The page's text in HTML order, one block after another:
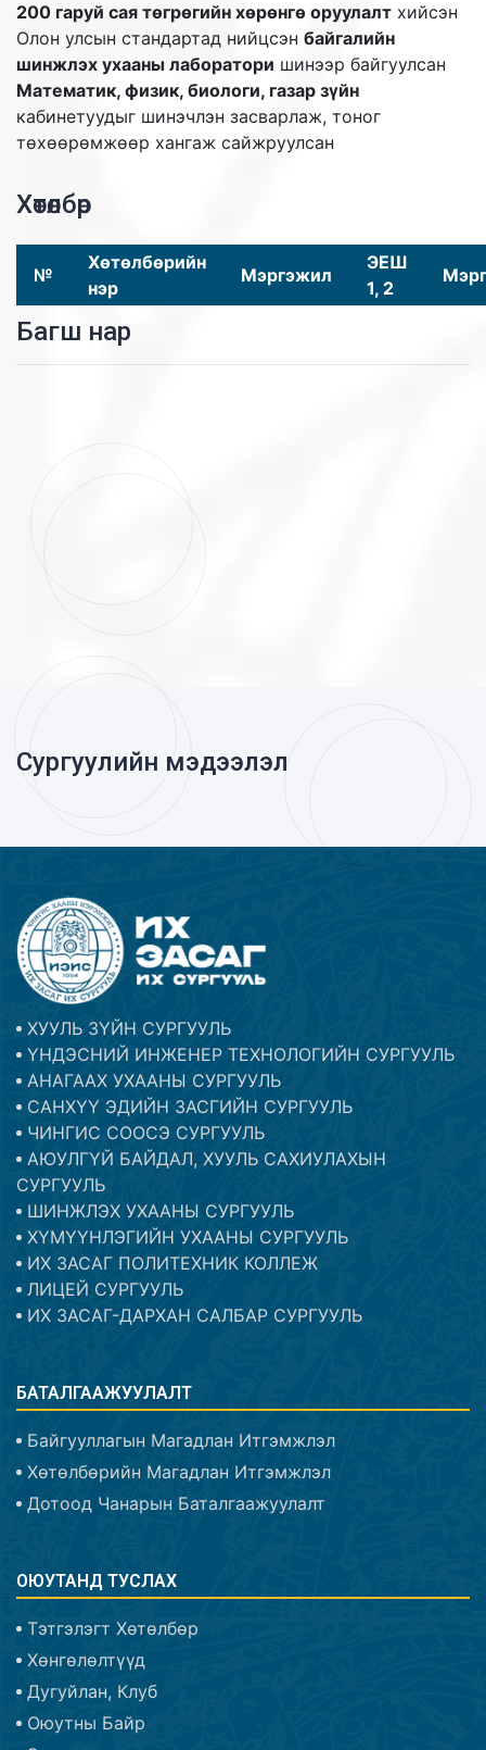
200 гаруй сая төгрөгийн хөрөнгө оруулалт хийсэн
Олон улсын стандартад нийцсэн байгалийн
шинжлэх ухааны лаборатори шинээр байгуулсан
Математик, физик, биологи, газар зүйн
кабинетуудыг шинэчлэн засварлаж, тоног
төхөөрөмжөөр хангаж сайжруулсан
Хөтөлбөр
№
Хөтөлбөрийн
нэр
Мэргэжил
ЭЕШ
1, 2
Багш нар
Сургуулийн мэдээлэл
ХУУЛЬ ЗҮЙН СУРГУУЛЬ
ҮНДЭСНИЙ ИНЖЕНЕР ТЕХНОЛОГИЙН СУРГУУЛЬ
АНАГААХ УХААНЫ СУРГУУЛЬ
САНХҮҮ ЭДИЙН ЗАСГИЙН СУРГУУЛЬ
ЧИНГИС СООСЭ СУРГУУЛЬ
АЮУЛГҮЙ БАЙДАЛ, ХУУЛЬ САХИУЛАХЫН
СУРГУУЛЬ
ШИНЖЛЭХ УХААНЫ СУРГУУЛЬ
ХҮМҮҮНЛЭГИЙН УХААНЫ СУРГУУЛЬ
ИХ ЗАСАГ ПОЛИТЕХНИК КОЛЛЕЖ
ЛИЦЕЙ СУРГУУЛЬ
ИХ ЗАСАГ-ДАРХАН САЛБАР СУРГУУЛЬ
БАТАЛГААЖУУЛАЛТ
Байгууллагын Магадлан Итгэмжлэл
Хөтөлбөрийн Магадлан Итгэмжлэл
Дотоод Чанарын Баталгаажуулалт
ОЮУТАНД ТУСЛАХ
Тэтгэлэгт Хөтөлбөр
Хөнгөлөлтүүд
Дугуйлан, Клуб
Оюутны Байр